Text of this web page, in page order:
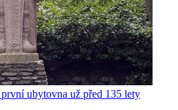
ubytovna už před 135 lety